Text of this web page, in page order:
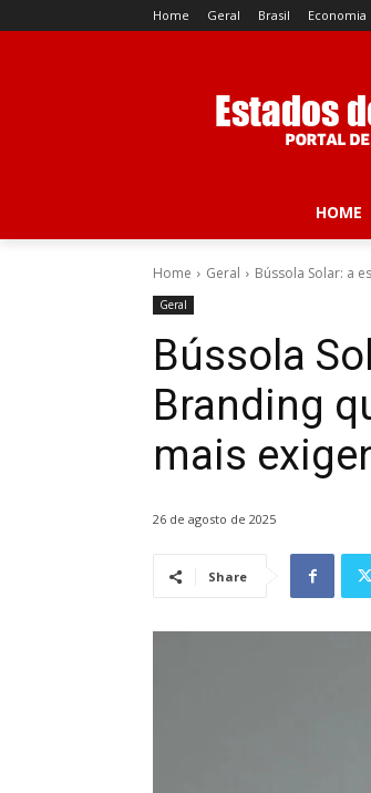
Home Geral Brasil Economia
HOME
Home Geral Bússola Solar: a
Geral
Bússola
Branding
mais
26 de agosto de 2025
Share